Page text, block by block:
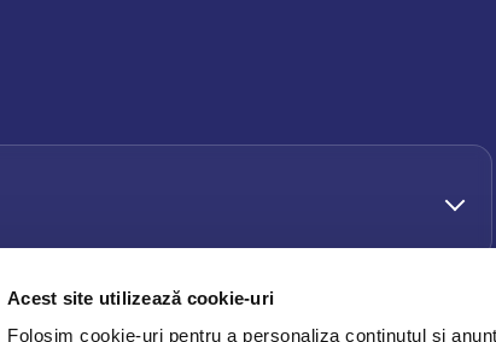
Acest site utilizează cookie-uri
Folosim cookie-uri pentru a personaliza conținutul și